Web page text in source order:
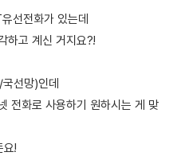
선전화가 있는데
하고 계신 거지요?!
선망)인데
전화로 사용하기 원하시는 게 맞
요!